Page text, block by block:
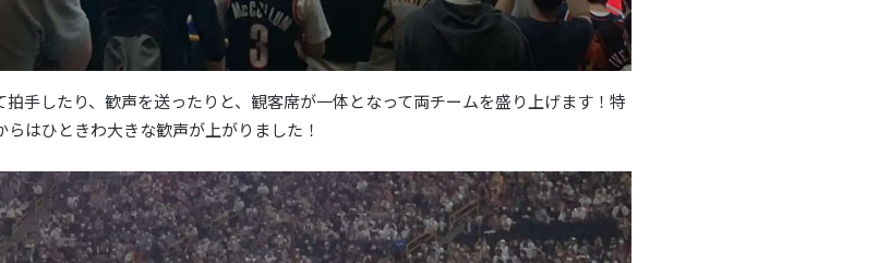
手したり、歓声を送ったりと、観客席が一体となって両チームを盛り上げます！特
はひときわ大きな歓声が上がりました！